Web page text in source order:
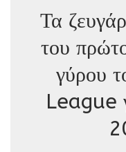
Τα
του
γύρου
League